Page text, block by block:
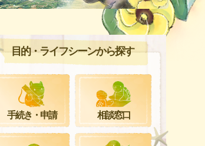
目的・ライフシーンから探す
手続き・申請 相談窓口